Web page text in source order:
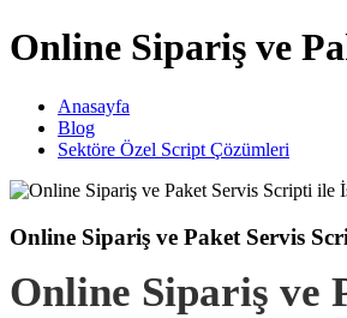
Online Sipariş ve
Anasayfa
Blog
Sektöre Özel Script Çözümleri
Online Sipariş ve Paket Servis
Online Sipariş ve